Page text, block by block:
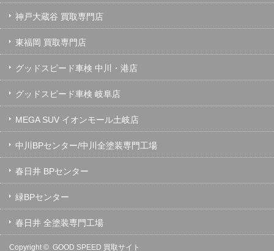
神戸大蔵谷 買取専門店
東福岡 買取専門店
グッドスピード車検 中川・港店
グッドスピード車検 岐阜店
MEGA SUV イオンモール土岐店
中川BPセンター/中川全塗装専門工場
春日井 BPセンター
緑BPセンター
春日井 全塗装専門工場
Copyright © GOOD SPEED 買取サイト